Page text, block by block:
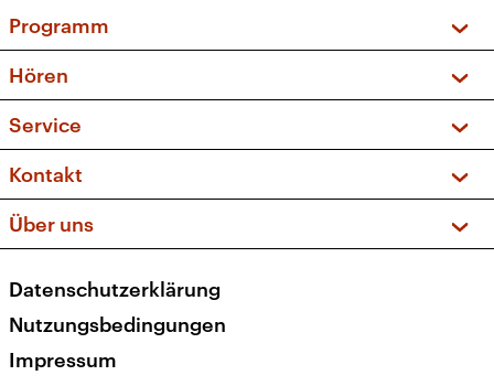
Programm
Sendungen und Podcasts
Musikliste
Kakadu – Das Kinderprogramm
Hören
Frequenzen (UKW + DAB+)
Service
FAQ
Apps
Newsletter
Veranstaltungen
Kontakt
Social Media
Über uns
Presse
Karriere
Transparenz
Datenschutzerklärung
Nutzungsbedingungen
Impressum